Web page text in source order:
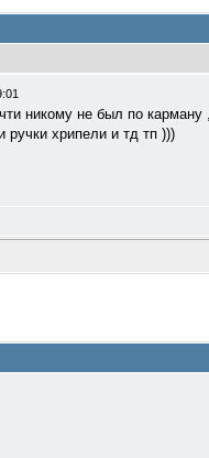
никому не был по
ручки хрипели и тд тп )))